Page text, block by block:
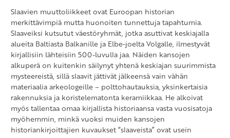
Slaavien muuttoliikkeet ovat Euroopan historian
merkittävimpiä mutta huonoiten tunnettuja tapahtumia.
Slaaveiksi kutsutut väestöryhmät, jotka asuttivat keskiajalla
alueita Baltiasta Balkanille ja Elbe-joelta Volgalle, ilmestyvät
kirjallisiin lähteisiin 500-luvulla jaa. Näiden kansojen
alkuperä on kuitenkin säilynyt yhtenä keskiajan suurimmista
mysteereistä, sillä slaavit jättivät jälkeensä vain vähän
materiaalia arkeologeille – polttohautauksia, yksinkertaisia
rakennuksia ja koristelematonta keramiikkaa. He alkoivat
myös tallentaa omaa kirjallista historiaansa vasta vuosisatoja
myöhemmin, minkä vuoksi muiden kansojen
historiankirjoittajien kuvaukset “slaaveista” ovat usein